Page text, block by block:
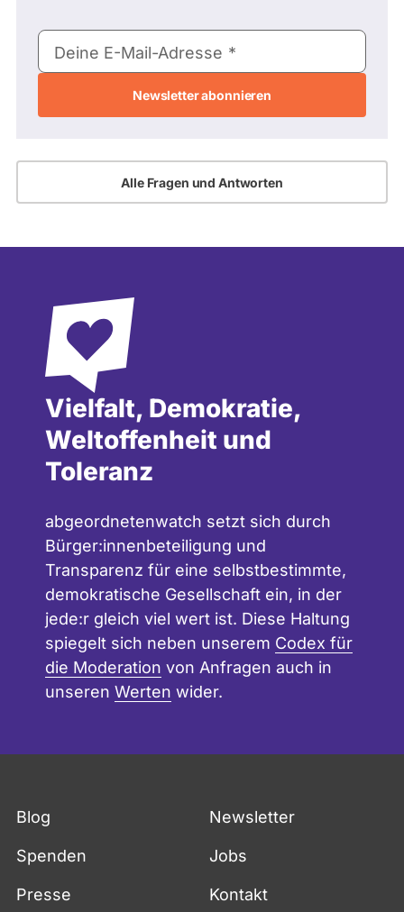
E-
Mail-
Deine E-Mail-Adresse
Alle Fragen und Antworten
Vielfalt, Demokratie,
Weltoffenheit und
Toleranz
abgeordnetenwatch setzt sich durch
Bürger:innenbeteiligung und
Transparenz für eine selbstbestimmte,
demokratische Gesellschaft ein, in der
jede:r gleich viel wert ist. Diese Haltung
spiegelt sich neben unserem Codex für
die Moderation von Anfragen auch in
unseren Werten wider.
Blog Newsletter
Spenden Jobs
Presse Kontakt